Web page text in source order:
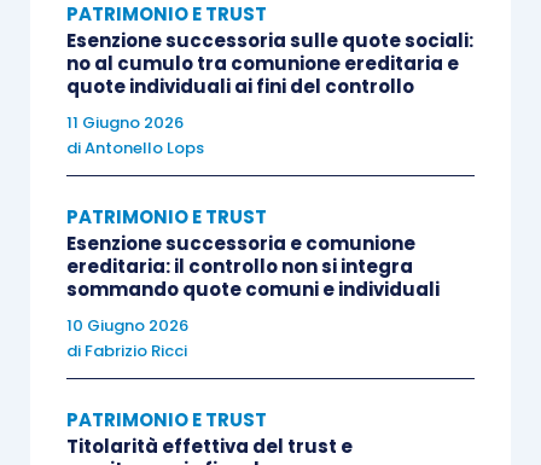
per il 36% riuscire agarantire la
per il 32,6% il
qualche erede,
per il 21,8%individuare il sostituto
adatto.
assistendo in merito
non solo un paese conetà media elevata, in
assenza di transizione demografica per effetto di
denatalità, ma anche un paese con una
PATRIMONIO E TRUST
Esenzione successoria sulle quote sociali:
no al cumulo tra comunione ereditaria e
quote individuali ai fini del controllo
11 Giugno 2026
diAntonello Lops
PATRIMONIO E TRUST
Esenzione successoria e comunione
ereditaria: il controllo non si integra
sommando quote comuni e individuali
10 Giugno 2026
di Fabrizio Ricci
PATRIMONIO E TRUST
Titolarità effettiva del trust e